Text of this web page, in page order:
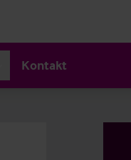
Kontakt